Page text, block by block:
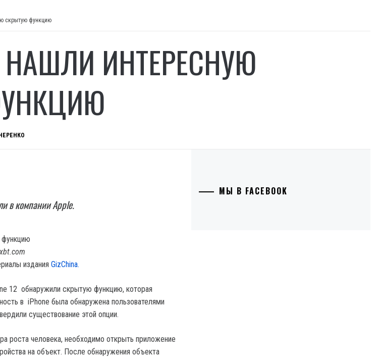
скрытую функцию
НАШЛИ ИНТЕРЕСНУЮ
в компании Apple.
издания GizChina.
12 обнаружили скрытую функцию, которая
в iPhone была обнаружена пользователями
существование этой опции.
роста человека, необходимо открыть приложение
на объект. После обнаружения объекта
МЫ В FACEBOOK